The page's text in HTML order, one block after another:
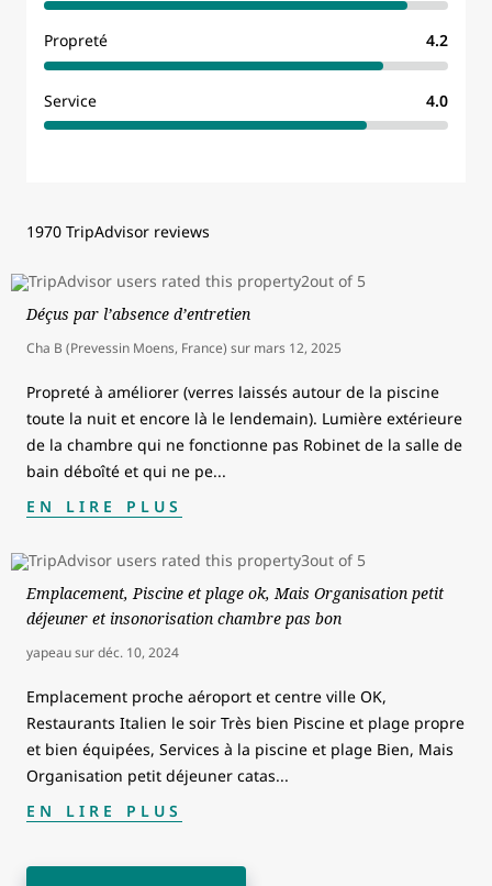
Propreté 4.2
Service 4.0
1970 TripAdvisor reviews
Déçus par l’absence d’entretien
Cha B (Prevessin Moens, France) sur mars 12, 2025
Propreté à améliorer (verres laissés autour de la piscine
toute la nuit et encore là le lendemain). Lumière extérieure
de la chambre qui ne fonctionne pas Robinet de la salle de
bain déboîté et qui ne pe...
EN LIRE PLUS
Emplacement, Piscine et plage ok, Mais Organisation petit
déjeuner et insonorisation chambre pas bon
yapeausurdéc. 10, 2024
Emplacement proche aéroport et centre ville OK,
Restaurants Italien le soir Très bien Piscine et plage propre
et bien équipées, Services à la piscine et plage Bien, Mais
Organisation petit déjeuner catas...
EN LIRE PLUS